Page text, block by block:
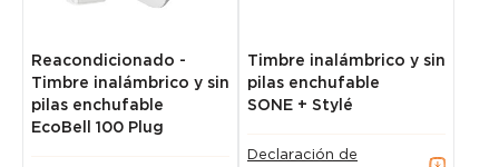
Reacondicionado -
Timbre inalámbrico y sin
pilas enchufable
EcoBell 100 Plug
Timbre inalámbrico y sin
pilas enchufable
SONE + Stylé
Declaración de